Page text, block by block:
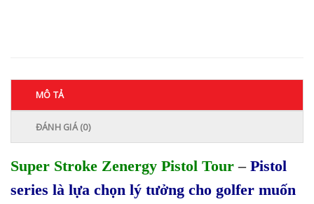
MÔ TẢ
ĐÁNH GIÁ (0)
Super Stroke Zenergy Pistol Tour–Pistol
series là lựa chọn lý tưởng cho golfer muốn